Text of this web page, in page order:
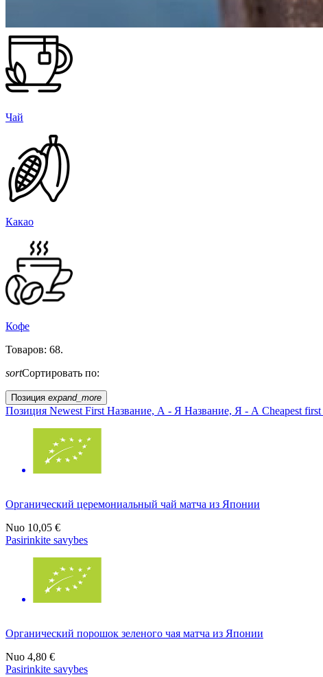
Чай
Какао
Кофе
Товаров: 68.
sortСортировать по:
Позиция expand_more
Позиция Newest First Название, А - Я Название, Я - А Cheapest first
Органический церемониальный чай матча из Японии
Nuo 10,05 €
Pasirinkite savybes
Органический порошок зеленого чая матча из Японии
Nuo 4,80 €
Pasirinkite savybes